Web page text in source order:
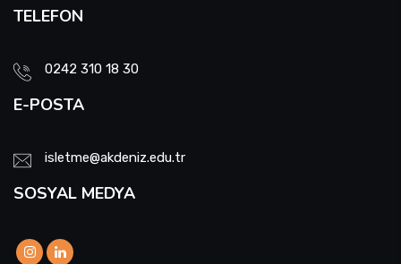
TELEFON
0242 310 18 30
E-POSTA
isletme@akdeniz.edu.tr
SOSYAL MEDYA